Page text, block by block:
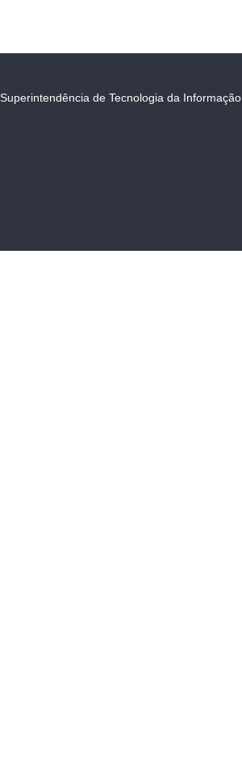
Superintendência de Tecnologia da Informação